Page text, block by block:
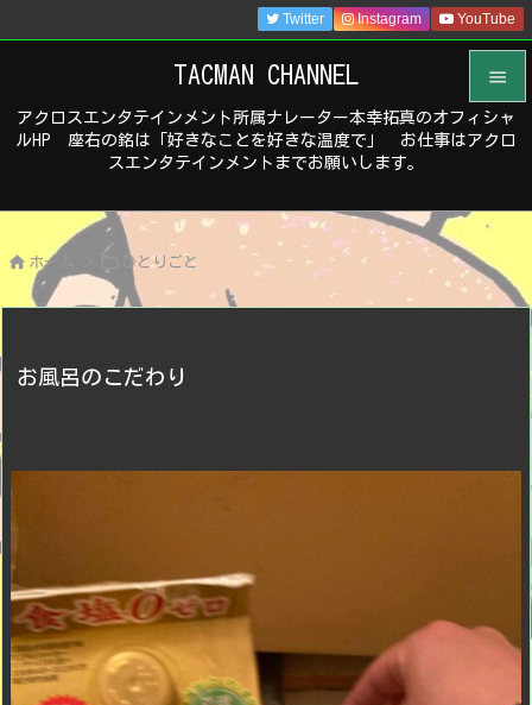
TACMAN CHANNEL
アクロスエンタテインメント所属ナレーター本幸拓真のオフィシャ
ルHP 座右の銘は「好きなことを好きな温度で」 お仕事はアクロ
スエンタテインメントまでお願いします。


メニュ
サイド
前へ

Twitter Instagram YouTube
 ホーム ひとりごと
お風呂のこだわり